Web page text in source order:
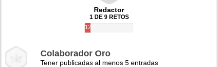
Redactor
1 DE 9 RETOS
12%
Colaborador Oro
Tener publicadas al menos 5 entradas